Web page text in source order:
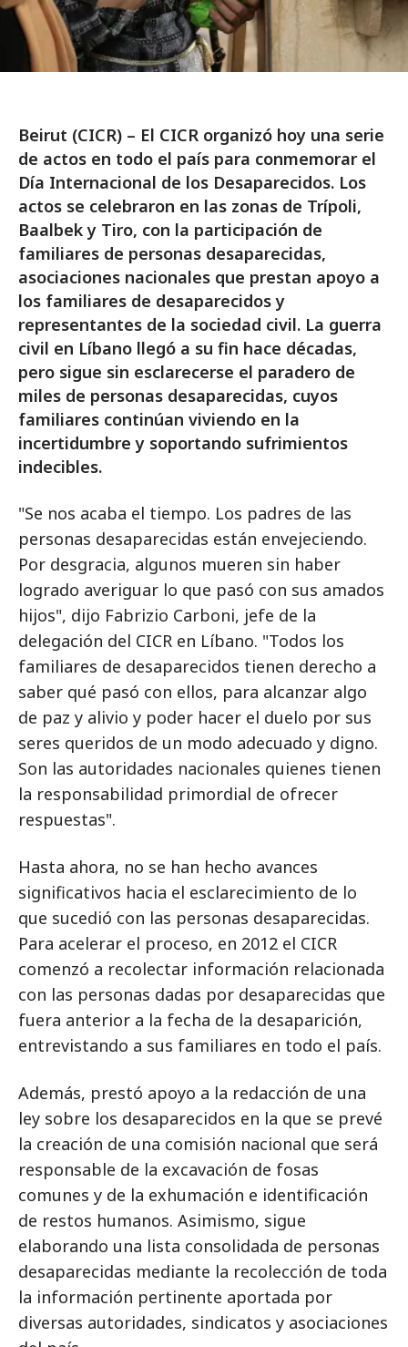
Beirut (CICR) – El CICR organizó hoy una serie
de actos en todo el país para conmemorar el
Día Internacional de los Desaparecidos. Los
actos se celebraron en las zonas de Trípoli,
Baalbek y Tiro, con la participación de
familiares de personas desaparecidas,
asociaciones nacionales que prestan apoyo a
los familiares de desaparecidos y
representantes de la sociedad civil. La guerra
civil en Líbano llegó a su fin hace décadas,
pero sigue sin esclarecerse el paradero de
miles de personas desaparecidas, cuyos
familiares continúan viviendo en la
incertidumbre y soportando sufrimientos
indecibles.
"Se nos acaba el tiempo. Los padres de las
personas desaparecidas están envejeciendo.
Por desgracia, algunos mueren sin haber
logrado averiguar lo que pasó con sus amados
hijos", dijo Fabrizio Carboni, jefe de la
delegación del CICR en Líbano. "Todos los
familiares de desaparecidos tienen derecho a
saber qué pasó con ellos, para alcanzar algo
de paz y alivio y poder hacer el duelo por sus
seres queridos de un modo adecuado y digno.
Son las autoridades nacionales quienes tienen
la responsabilidad primordial de ofrecer
respuestas".
Hasta ahora, no se han hecho avances
significativos hacia el esclarecimiento de lo
que sucedió con las personas desaparecidas.
Para acelerar el proceso, en 2012 el CICR
comenzó a recolectar información relacionada
con las personas dadas por desaparecidas que
fuera anterior a la fecha de la desaparición,
entrevistando a sus familiares en todo el país.
Además, prestó apoyo a la redacción de una
ley sobre los desaparecidos en la que se prevé
la creación de una comisión nacional que será
responsable de la excavación de fosas
comunes y de la exhumación e identificación
de restos humanos. Asimismo, sigue
elaborando una lista consolidada de personas
desaparecidas mediante la recolección de toda
la información pertinente aportada por
diversas autoridades, sindicatos y asociaciones